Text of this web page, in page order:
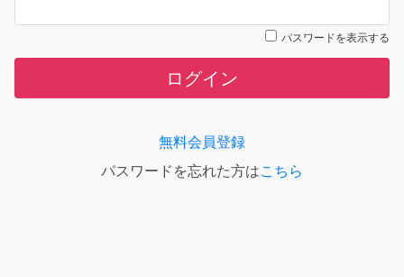
パスワードを表示する
ログイン
無料会員登録
パスワードを忘れた方はこちら